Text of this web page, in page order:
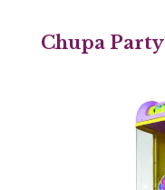
Chupa Party